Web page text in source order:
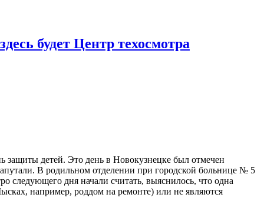
будет Центр техосмотра
детей. Это день в Новокузнецке был отмечен
В родильном отделении при городской больнице № 5
следующего дня начали считать, выяснилось, что одна
например, роддом на ремонте) или не являются